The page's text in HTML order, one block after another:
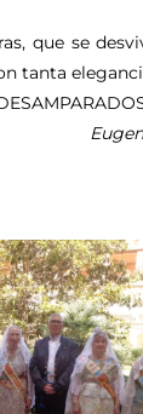
que se
tanta